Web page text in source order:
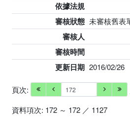
依據法規
審核狀態 未審核舊表
審核人
審核時間
更新日期 2016/02/26
頁次:
資料項次: 172 ～ 172 ／ 1127